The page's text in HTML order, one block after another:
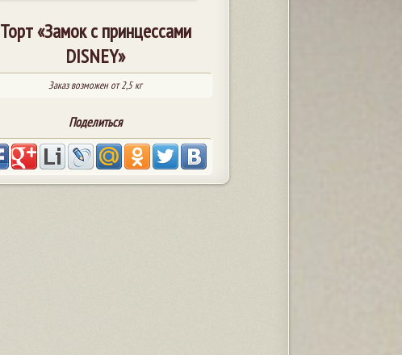
Торт «Замок с принцессами
DISNEY»
Заказ возможен от 2,5 кг
Поделиться